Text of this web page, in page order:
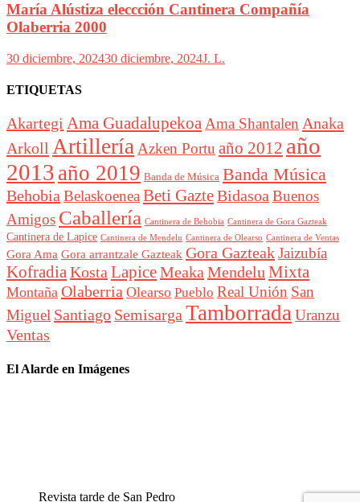
María Alústiza eleccción Cantinera Compañía
Olaberria 2000
30 diciembre, 202430 diciembre, 2024J. L.
ETIQUETAS
Akartegi Ama GuadalupekoaAma Shantalen Anaka
Arkoll ArtilleríaAzken Portu año 2012 año
2013 año 2019 Banda de Música Banda Música
BehobiaBelaskoeneaBeti GazteBidasoaBuenos
Amigos Caballería Cantinera de Behobia Cantinera de Gora Gazteak
Cantinera de Lapice Cantinera de Mendelu Cantinera de Olearso Cantinera de Ventas
Gora Ama Gora arrantzale Gazteak Gora GazteakJaizubía
KofradiaKostaLapiceMeakaMendeluMixta
Montaña Olaberria Olearso Pueblo Real Unión San
Miguel Santiago SemisargaTamborradaUranzu
Ventas
El Alarde en Imágenes
Revista tarde de San Pedro